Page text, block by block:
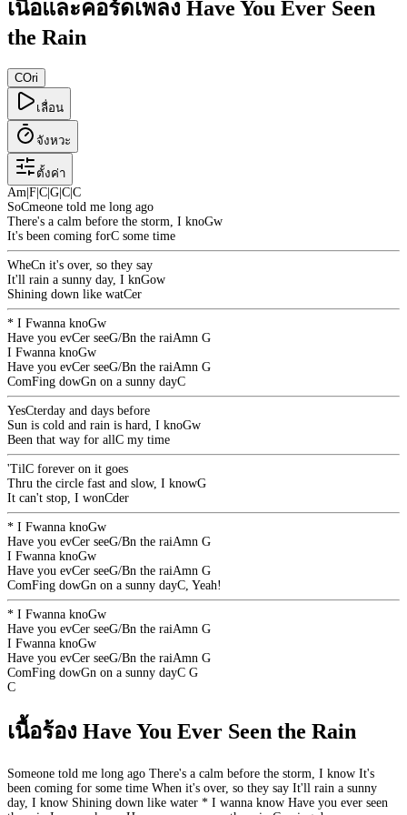
เนื้อและคอร์ดเพลง Have You Ever Seen
the Rain
COri
เลื่อน
จังหวะ
ตั้งค่า
Am F C G C C
SoCmeone told me long ago
There's a calm before the storm, I knoGw
It's been coming forC some time
WheCn it's over, so they say
It'll rain a sunny day, I knGow
Shining down like watCer
* I Fwanna knoGw
Have you evCer seeG/Bn the raiAmn G
I Fwanna knoGw
Have you evCer seeG/Bn the raiAmn G
ComFing dowGn on a sunny dayC
YesCterday and days before
Sun is cold and rain is hard, I knoGw
Been that way for allC my time
'TilC forever on it goes
Thru the circle fast and slow, I knowG
It can't stop, I wonCder
* I Fwanna knoGw
Have you evCer seeG/Bn the raiAmn G
I Fwanna knoGw
Have you evCer seeG/Bn the raiAmn G
ComFing dowGn on a sunny dayC, Yeah!
* I Fwanna knoGw
Have you evCer seeG/Bn the raiAmn G
I Fwanna knoGw
Have you evCer seeG/Bn the raiAmn G
ComFing dowGn on a sunny dayC G
C
เนื้อร้อง Have You Ever Seen the Rain
Someone told me long ago There's a calm before the storm, I know It's
been coming for some time When it's over, so they say It'll rain a sunny
day, I know Shining down like water * I wanna know Have you ever seen